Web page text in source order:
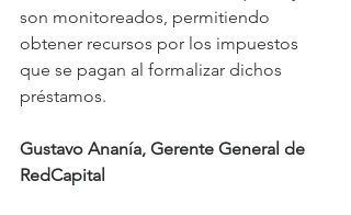
son monitoreados, permitiendo
obtener recursos por los impuestos
que se pagan al formalizar dichos
préstamos.
Gustavo Ananía, Gerente General de
RedCapital